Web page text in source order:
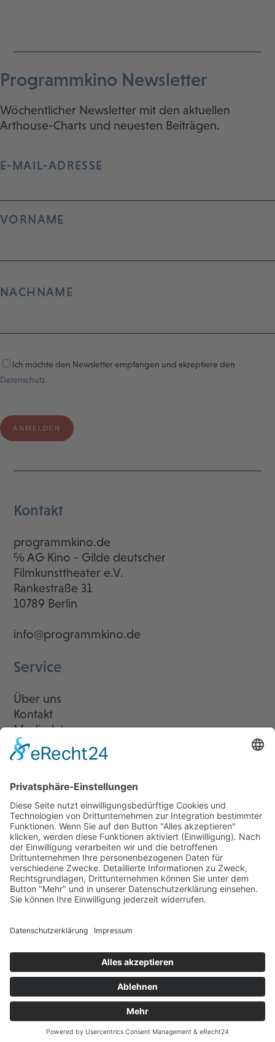
Programmkino Newsletter
Wöchentlicher Newsletter mit den aktuellen
Arthouse-Charts und neuesten Beiträgen.
E-MAIL-ADRESSE
VORNAME
NACHNAME
Ich möchte den Newsletter empfangen und akzeptiere den
Datenschutz.
Kontakt
programmkino.de
℅ AG Kino - Gilde deutscher
Filmkunsttheater e.V.
Rankestraße 31
10789 Berlin
info@programmkino.de
Service
Über uns
Kontakt
Mediadaten
Newsletter
LogIn
Legal
Impressum
Datenschutzerklärung
Cookie-Einstellungen
Programmkino.de richtet sich an Film- und Kinobegeisterte jeden
Geschlechts. Zur besseren Lesbarkeit haben wir uns aber entschlossen,
auf eine Doppelnennung oder Genderzeichen zu verzichten. Wo möglich
MADE BYMUMBOMEDIA